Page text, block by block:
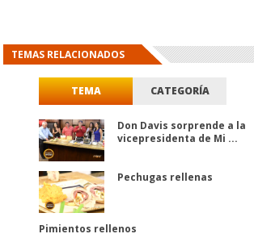
TEMAS RELACIONADOS
TEMA CATEGORÍA
Don Davis sorprende a la
vicepresidenta de Mi ...
Pechugas rellenas
Pimientos rellenos